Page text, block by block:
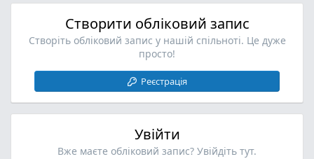
Створити обліковий запис
Створіть обліковий запис у нашій спільноті. Це дуже
просто!
Реєстрація
Увійти
Вже маєте обліковий запис? Увійдіть тут.